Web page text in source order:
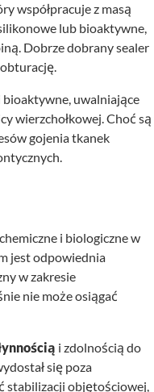
współpracuje z masą
lub bioaktywne,
Dobrze dobrany sealer
uwalniające
wierzchołkowej. Choć są
gojenia tkanek
i biologiczne w
jest odpowiednia
w zakresie
nie może osiągać
i zdolnością do
się poza
stabilizacji objętościowej,